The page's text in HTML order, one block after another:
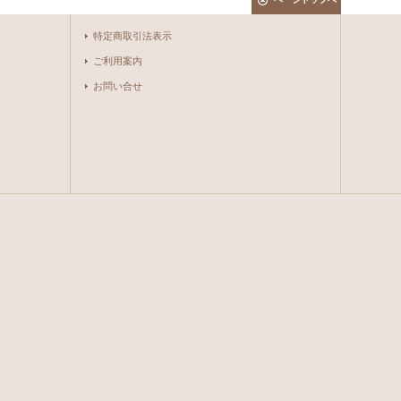
特定商取引法表示
ご利用案内
お問い合せ